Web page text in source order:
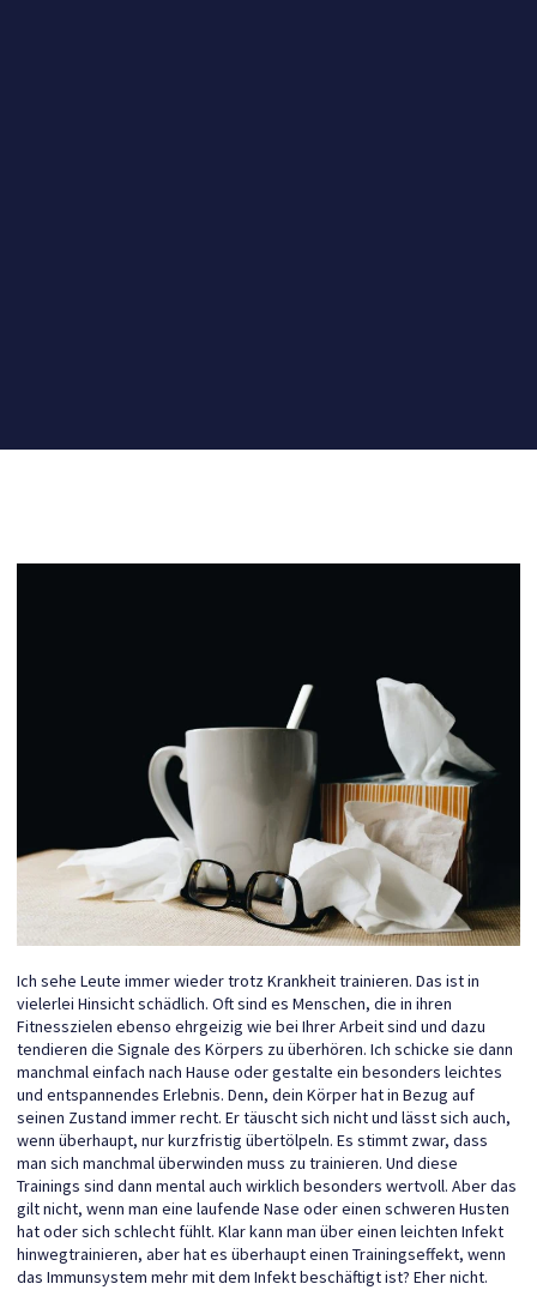
Ich sehe Leute immer wieder trotz Krankheit trainieren. Das ist in
vielerlei Hinsicht schädlich. Oft sind es Menschen, die in ihren
Fitnesszielen ebenso ehrgeizig wie bei Ihrer Arbeit sind und dazu
tendieren die Signale des Körpers zu überhören. Ich schicke sie dann
manchmal einfach nach Hause oder gestalte ein besonders leichtes
und entspannendes Erlebnis. Denn, dein Körper hat in Bezug auf
seinen Zustand immer recht. Er täuscht sich nicht und lässt sich auch,
wenn überhaupt, nur kurzfristig übertölpeln. Es stimmt zwar, dass
man sich manchmal überwinden muss zu trainieren. Und diese
Trainings sind dann mental auch wirklich besonders wertvoll. Aber das
gilt nicht, wenn man eine laufende Nase oder einen schweren Husten
hat oder sich schlecht fühlt. Klar kann man über einen leichten Infekt
hinwegtrainieren, aber hat es überhaupt einen Trainingseffekt, wenn
das Immunsystem mehr mit dem Infekt beschäftigt ist? Eher nicht.